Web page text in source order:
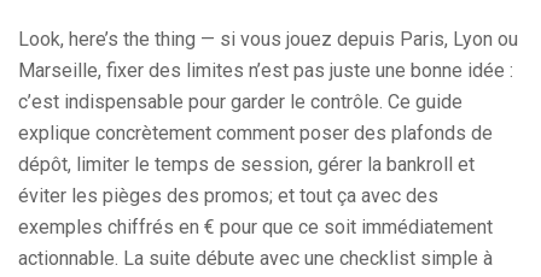
Look, here’s the thing — si vous jouez depuis Paris, Lyon ou
Marseille, fixer des limites n’est pas juste une bonne idée :
c’est indispensable pour garder le contrôle. Ce guide
explique concrètement comment poser des plafonds de
dépôt, limiter le temps de session, gérer la bankroll et
éviter les pièges des promos; et tout ça avec des
exemples chiffrés en € pour que ce soit immédiatement
actionnable. La suite débute avec une checklist simple à